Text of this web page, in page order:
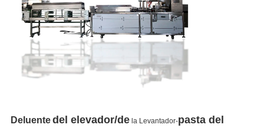
Deluentedel elevador/dela Levantador-pasta del